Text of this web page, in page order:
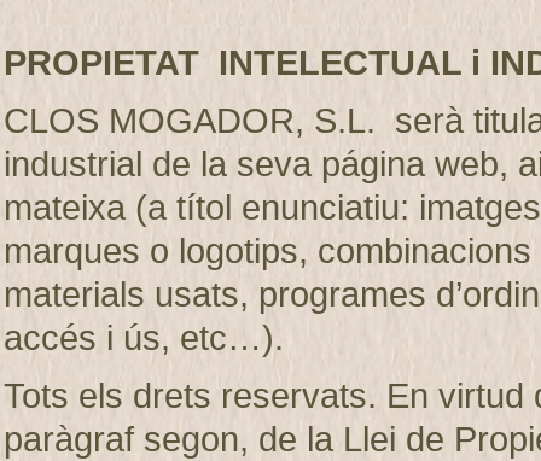
PROPIETAT INTELECTUAL i
CLOS MOGADOR, S.L. serà
industrial de la seva página web,
mateixa (a títol enunciatiu:
marques o logotips,
materials usats, programes
accés i ús, etc…).
Tots els drets reservats. En virtud
paràgraf segon, de la Llei de